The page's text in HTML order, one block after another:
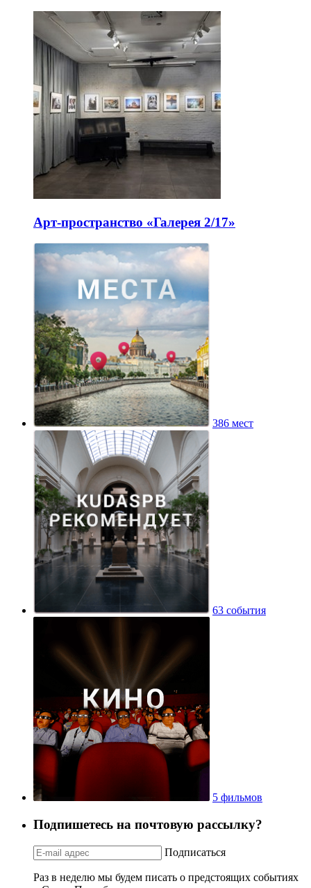
Арт-пространство «Галерея 2/17»
386 мест
63 события
5 фильмов
Подпишетесь на почтовую рассылку?
Подписаться
Раз в неделю мы будем писать о предстоящих событиях